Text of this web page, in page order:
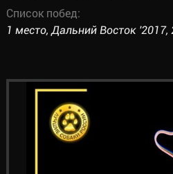
Список побед:
1 место, Дальний Восток '2017,